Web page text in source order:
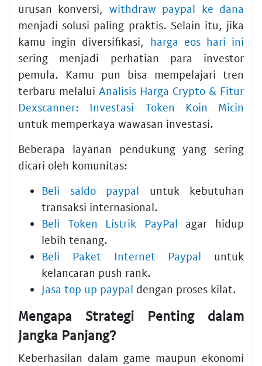
urusan konversi, withdraw paypal ke dana
menjadi solusi paling praktis. Selain itu, jika
kamu ingin diversifikasi, harga eos hari ini
sering menjadi perhatian para investor
pemula. Kamu pun bisa mempelajari tren
terbaru melalui Analisis Harga Crypto & Fitur
Dexscanner: Investasi Token Koin Micin
untuk memperkaya wawasan investasi.
Beberapa layanan pendukung yang sering
dicari oleh komunitas:
Beli saldo paypal untuk kebutuhan
transaksi internasional.
Beli Token Listrik PayPal agar hidup
lebih tenang.
Beli Paket Internet Paypal untuk
kelancaran push rank.
Jasa top up paypal dengan proses kilat.
Mengapa Strategi Penting dalam
Jangka Panjang?
Keberhasilan dalam game maupun ekonomi